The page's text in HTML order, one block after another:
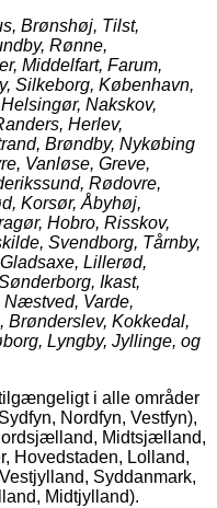
Brønshøj, Tilst,
Rønne,
Middelfart, Farum,
Silkeborg, København,
Nakskov,
Herlev,
Brøndby, Nykøbing
Vanløse, Greve,
Rødovre,
Korsør, Åbyhøj,
Hobro, Risskov,
Svendborg, Tårnby,
Lillerød,
Ikast,
Næstved, Varde,
Kokkedal,
Lyngby, Jyllinge, og
i alle områder
Nordfyn, Vestfyn),
Midtsjælland,
Hovedstaden, Lolland,
Syddanmark,
Midtjylland).